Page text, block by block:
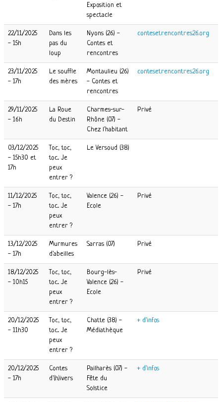
Exposition et
spectacle
22/11/2025
- 15h
Dans les
pas du
loup
Nyons (26) -
Contes et
rencontres
contesetrencontres26.org
23/11/2025
- 17h
Le souffle
des mères
Montaulieu (26)
- Contes et
rencontres
contesetrencontres26.org
29/11/2025
- 16h
La Roue
du Destin
Charmes-sur-
Rhône (07) -
Chez l'habitant
Privé
03/12/2025
- 15h30 et
17h
Toc, toc,
toc... Je
peux
entrer ?
Le Versoud (38)
11/12/2025
- 17h
Toc, toc,
toc... Je
peux
entrer ?
Valence (26) -
Ecole
Privé
13/12/2025
- 17h
Murmures
d'abeilles
Sarras (07) Privé
18/12/2025
- 10h15
Toc, toc,
toc... Je
peux
entrer ?
Bourg-lès-
Valence (26) -
Ecole
Privé
20/12/2025
- 11h30
Toc, toc,
toc... Je
peux
entrer ?
Chatte (38) -
Médiathèque
+ d'infos
20/12/2025
- 17h
Contes
d'(h)ivers
Pailharès (07) -
Fête du
Solstice
+ d'infos